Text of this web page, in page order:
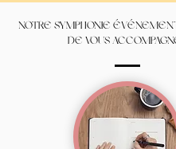
NOTRE SYMPHONIE
DE VOUS